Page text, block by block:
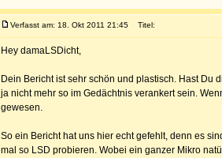
Verfasst am: 18. Okt 2011 21:45 Titel:
Hey damaLSDicht,
Dein Bericht ist sehr schön und plastisch. Hast Du
ja nicht mehr so im Gedächtnis verankert sein.
gewesen.
So ein Bericht hat uns hier echt gefehlt, denn es
mal so LSD probieren. Wobei ein ganzer Mikro